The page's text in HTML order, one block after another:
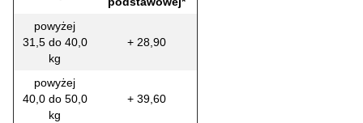
powyżej
31,5 do 40,0
kg
+ 28,90
powyżej
40,0 do 50,0
kg
+ 39,60